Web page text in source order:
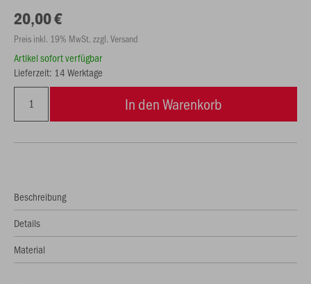
20,00 €
Preis inkl. 19% MwSt. zzgl. Versand
Artikel sofort verfügbar
Lieferzeit: 14 Werktage
In den Warenkorb
Beschreibung
Details
Material